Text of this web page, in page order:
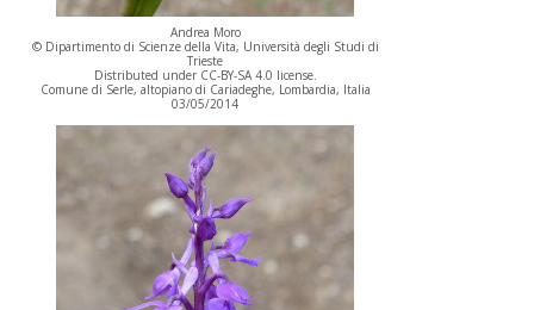
Andrea Moro
© Dipartimento di Scienze della Vita, Università degli Studi di
Trieste
Distributed under CC-BY-SA 4.0 license.
Comune di Serle, altopiano di Cariadeghe, Lombardia, Italia
03/05/2014